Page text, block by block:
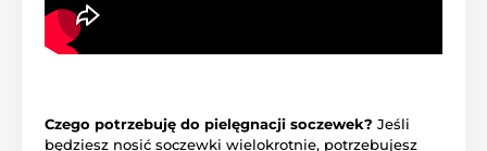
Czego potrzebuję do pielęgnacji soczewek? Jeśli
będziesz nosić soczewki wielokrotnie, potrzebujesz